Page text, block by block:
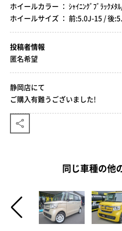
ホイールカラー ： ｼｬｲﾆﾝｸﾞﾌﾞﾗｯｸﾒﾀ
ホイールサイズ ： 前:5.0J-15 / 後
投稿者情報
匿名希望
静岡店にて
ご購入有難うございました!
同じ車種の他